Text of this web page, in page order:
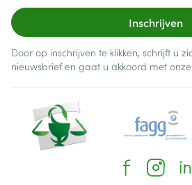
Inschrijven
Door op inschrijven te klikken, schrijft u
nieuwsbrief en gaat u akkoord met onze